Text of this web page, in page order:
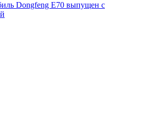
Dongfeng E70 выпущен с